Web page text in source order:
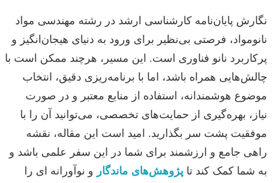
نگارش پایان‌نامه کارشناسی ارشد در رشته مهندسی مواد
نانومواد، فرصتی بی‌نظیر برای ورود به دنیای هیجان‌انگیز و
پرکاربرد نانو فناوری است. این مسیر، هرچند ممکن است با
چالش‌هایی همراه باشد، اما با برنامه‌ریزی دقیق، انتخاب
موضوع هوشمندانه، استفاده از منابع معتبر و در صورت
نیاز، بهره‌گیری از حمایت‌های تخصصی، می‌توانید آن را با
موفقیت پشت سر بگذارید. امید است این مقاله، نقشه
راهی جامع و ارزشمند برای شما در این سفر علمی باشد و
به شما کمک کند تا پژوهش‌های ماندگار و نوآورانه ای را